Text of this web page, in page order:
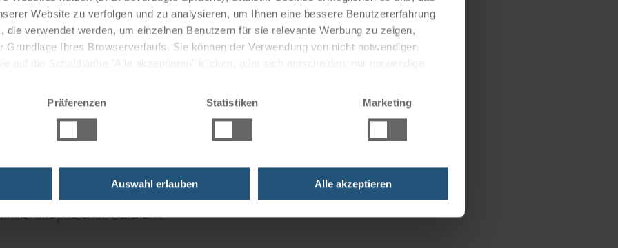
Website zu verfolgen und zu analysieren, um Ihnen eine bessere Benutzererfahrung
die verwendet werden, um einzelnen Benutzern für sie relevante Werbung zu zeigen,
Grundlage Ihres Browserverlaufs. Sie können der Verwendung von nicht notwendigen
Präferenzen Statistiken Marketing
Auswahl erlauben Alle akzeptieren
das passende Geschenk.